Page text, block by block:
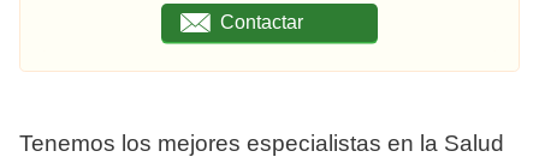
Contactar
Tenemos los mejores especialistas en la Salud